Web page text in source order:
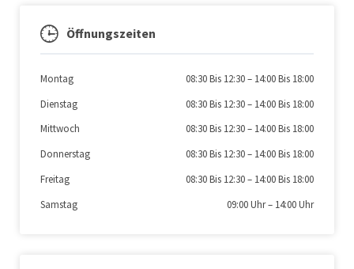
Öffnungszeiten
Montag 08:30 Bis 12:30– 14:00 Bis 18:00
Dienstag
08:30 Bis 12:30– 14:00 Bis 18:00
Mittwoch
08:30 Bis 12:30– 14:00 Bis 18:00
Donnerstag
08:30 Bis 12:30– 14:00 Bis 18:00
Freitag
08:30 Bis 12:30– 14:00 Bis 18:00
Samstag
09:00 Uhr– 14:00 Uhr